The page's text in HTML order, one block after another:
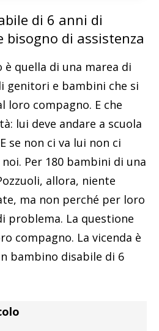
di 6 anni di
bisogno di assistenza
è quella di una marea di
genitori e bambini che si
compagno. E che
lui deve andare a scuola
se non ci va lui non ci
Per 180 bambini di una
allora, niente
ma non perché per loro
problema. La questione
compagno. La vicenda è
bambino disabile di 6